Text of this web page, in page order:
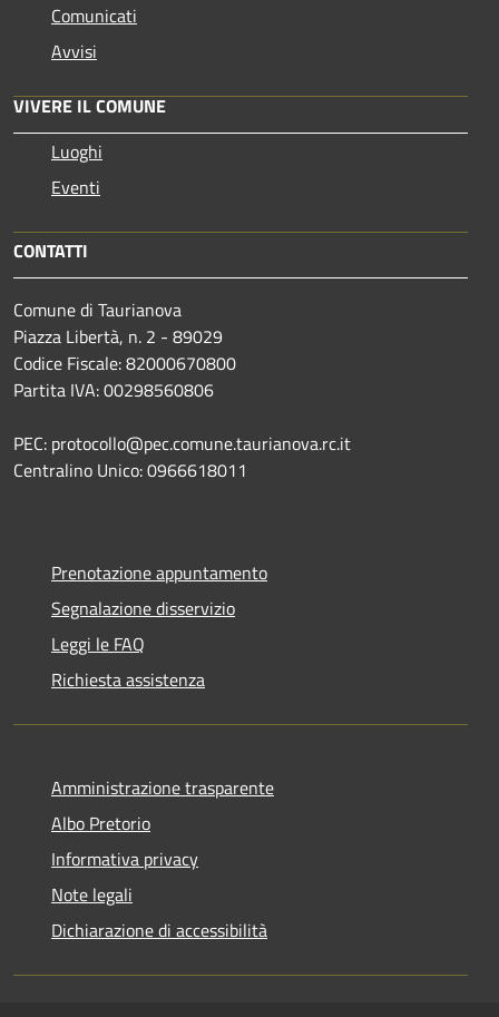
Comunicati
Avvisi
VIVERE IL COMUNE
Luoghi
Eventi
CONTATTI
Comune di Taurianova
Piazza Libertà, n. 2 - 89029
Codice Fiscale: 82000670800
Partita IVA: 00298560806
PEC: protocollo@pec.comune.taurianova.rc.it
Centralino Unico: 0966618011
Prenotazione appuntamento
Segnalazione disservizio
Leggi le FAQ
Richiesta assistenza
Amministrazione trasparente
Albo Pretorio
Informativa privacy
Note legali
Dichiarazione di accessibilità